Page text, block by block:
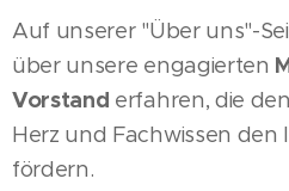
Auf unserer "Über uns"-
über unsere engagierten
Vorstand erfahren, die
Herz und Fachwissen den
fördern.